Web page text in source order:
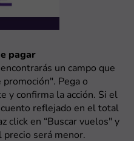
pagar
un campo que
promoción". Pega o
y confirma la acción. Si el
reflejado en el total
click en “Buscar vuelos" y
precio será menor.